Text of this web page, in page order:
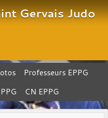
Gervais Judo
Professeurs EPPG
CN EPPG